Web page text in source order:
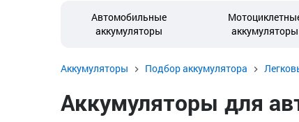
Автомобильные
аккумуляторы
аккумуляторы
Аккумуляторы Подбор аккумулятора
Аккумуляторы для